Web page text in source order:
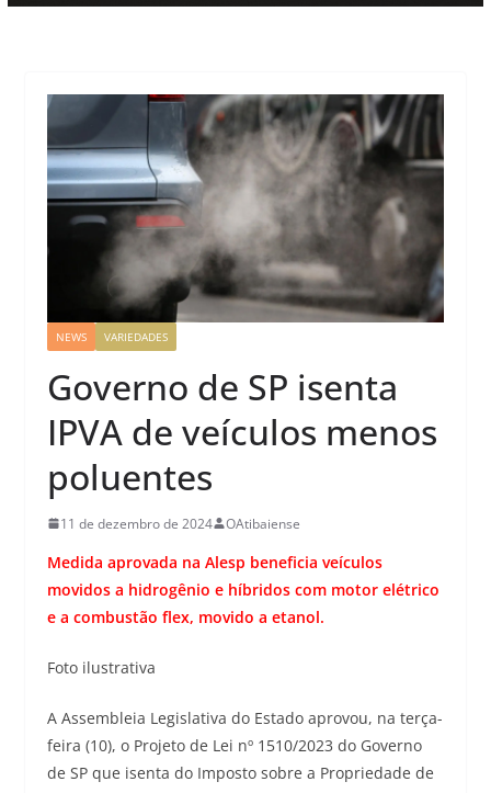
NEWS VARIEDADES
Governo de SP isenta
IPVA de veículos menos
poluentes
11 de dezembro de 2024 OAtibaiense
Medida aprovada na Alesp beneficia veículos
movidos a hidrogênio e híbridos com motor elétrico
e a combustão flex, movido a etanol.
Foto ilustrativa
A Assembleia Legislativa do Estado aprovou, na terça-
feira (10), o Projeto de Lei nº 1510/2023 do Governo
de SP que isenta do Imposto sobre a Propriedade de